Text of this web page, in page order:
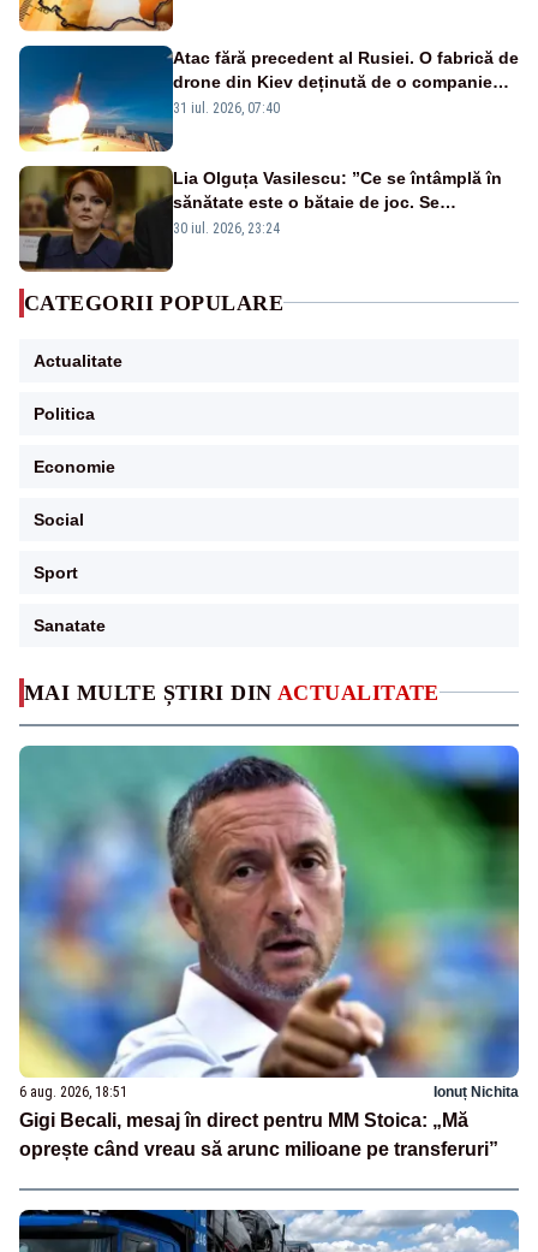
MAI MULTE ȘTIRI DIN ACTUALITATE
6 aug. 2026, 18:51 Ionuț Nichita
Gigi Becali, mesaj în direct pentru MM Stoica: „Mă
oprește când vreau să arunc milioane pe transferuri”
Atac fără precedent al Rusiei. O fabrică de
drone din Kiev deținută de o companie
americană, distrusă de o rachetă
31 iul. 2026, 07:40
Lia Olguța Vasilescu: ”Ce se întâmplă în
sănătate este o bătaie de joc. Se
guvernează extraordinar de prost”
30 iul. 2026, 23:24
CATEGORII POPULARE
Actualitate
Politica
Economie
Social
Sport
Sanatate